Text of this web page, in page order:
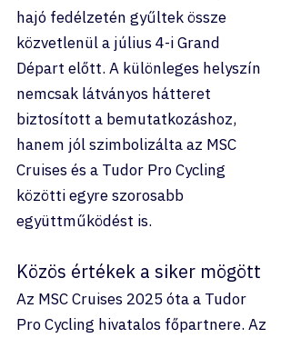
hajó fedélzetén gyűltek össze
közvetlenül a július 4-i Grand
Départ előtt. A különleges helyszín
nemcsak látványos hátteret
biztosított a bemutatkozáshoz,
hanem jól szimbolizálta az MSC
Cruises és a Tudor Pro Cycling
közötti egyre szorosabb
együttműködést is.
Közös értékek a siker mögött
Az MSC Cruises 2025 óta a Tudor
Pro Cycling hivatalos főpartnere. Az